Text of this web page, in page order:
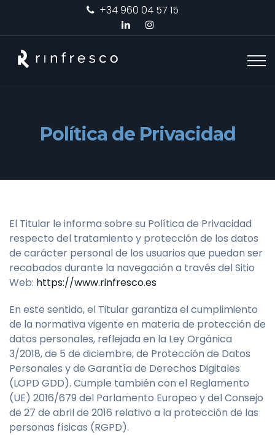
+34 960 04 57 15
Política de Privacidad
El Titular le informa sobre su Política de Privacidad
respecto del tratamiento y protección de los datos
de carácter personal de los usuarios que puedan ser
recabados durante la navegación a través del Sitio
Web: https://www.rinfresco.es
En este sentido, el Titular garantiza el cumplimiento
de la normativa vigente en materia de protección de
datos personales, reflejada en la Ley Orgánica
3/2018, de 5 de diciembre, de Protección de Datos
Personales y de Garantía de Derechos Digitales
(LOPD GDD). Cumple también con el Reglamento
(UE) 2016/679 del Parlamento Europeo y del Consejo
de 27 de abril de 2016 relativo a la protección de las
personas físicas (RGPD).